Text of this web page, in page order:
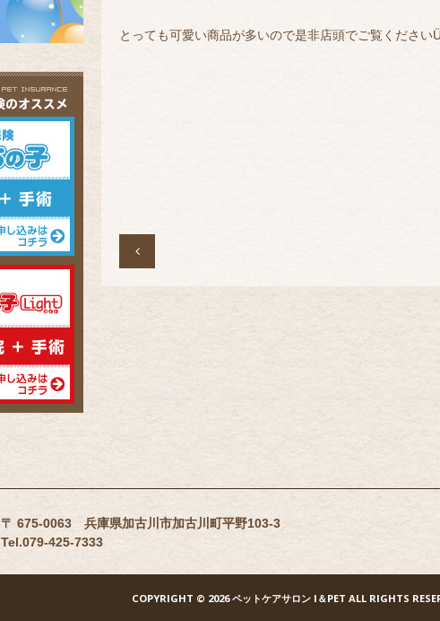
とっても可愛い商品が多いので是非店頭でご覧ください

〒 675-0063 兵庫県加古川市加古川町平野103-3
Tel.079-425-7333
COPYRIGHT © 2026 ペットケアサロン I＆PET ALL RIGHTS